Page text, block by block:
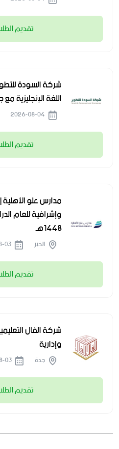
تقديم
شركة السودة
اللغة الإنجليزية
تقديم
مدارس علو
وإشرافية للعام
1448هـ
الخبر
تقديم
شركة الفال
وإدارية
جدة
تقديم